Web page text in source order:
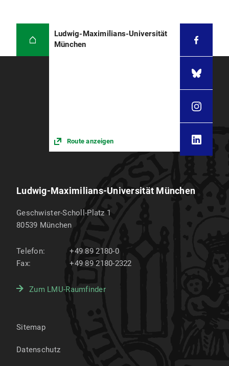
Ludwig-Maximilians-Universität
München
Route anzeigen
Ludwig-Maximilians-Universität München
Geschwister-Scholl-Platz 1
80539 München
Telefon:
+49 89 2180-0
Fax:
+49 89 2180-2322
Zum LMU-Raumfinder
Sitemap
Datenschutz